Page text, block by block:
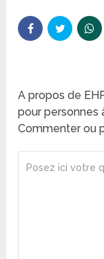
A propos de
pour personnes
Commenter ou